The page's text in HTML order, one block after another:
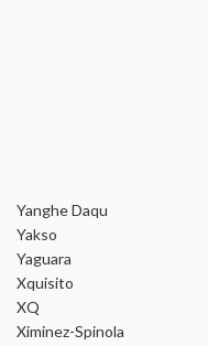
Yanghe Daqu
Yakso
Yaguara
Xquisito
XQ
Ximinez-Spinola